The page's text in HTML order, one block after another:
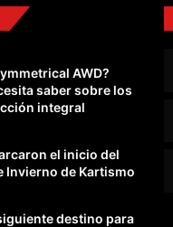
AWD?
saber sobre los
integral
el inicio del
Invierno de Kartismo
destino para